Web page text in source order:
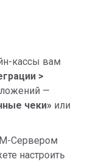
кассы вам
>
—
чеки» или
Сервером
настроить